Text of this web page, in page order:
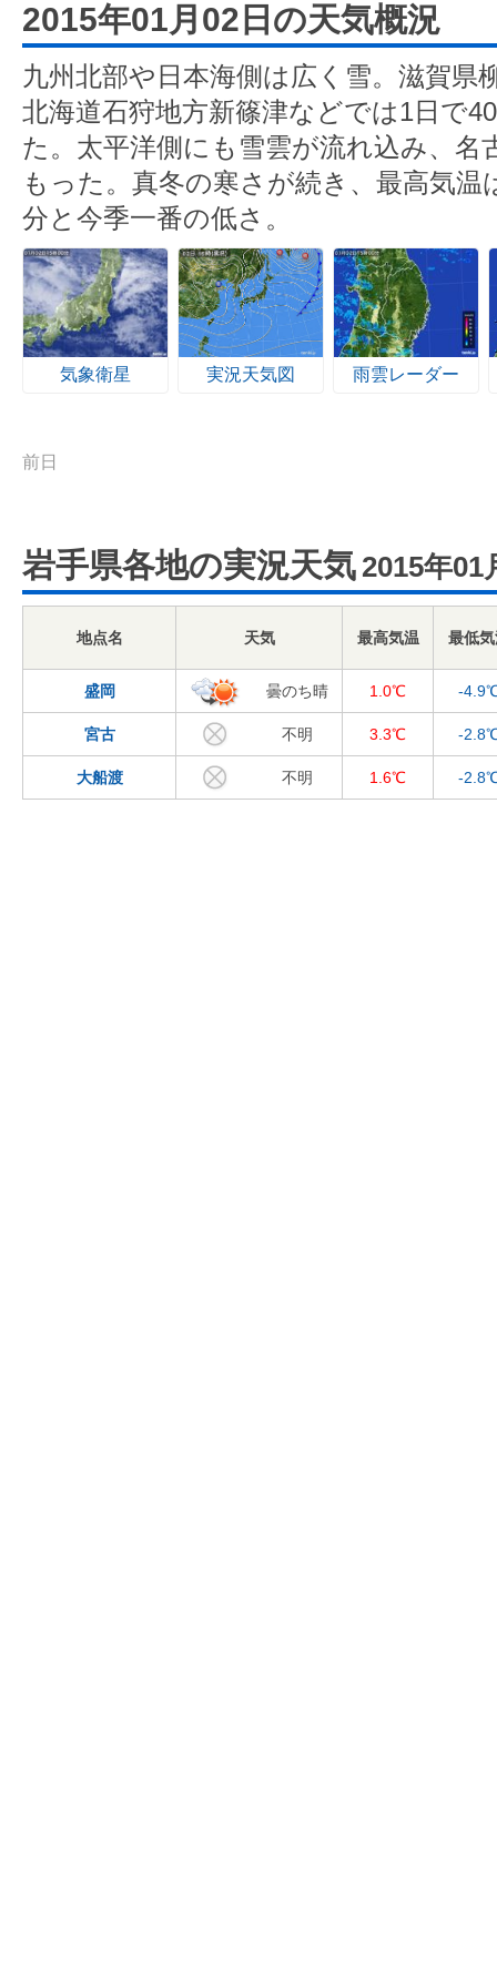
2015年01月02日の天気概況
九州北部や日本海側は広く雪。滋賀県
北海道石狩地方新篠津などでは1日で
た。太平洋側にも雪雲が流れ込み、名
もった。真冬の寒さが続き、最高気温
分と今季一番の低さ。
気象衛星 実況天気図 雨雲レーダー
前日
岩手県各地の実況天気 2015年01
地点名 天気 最高気温 最低
盛岡 曇のち晴 1.0℃ -
宮古 不明 3.3℃ -
大船渡 不明 1.6℃ -